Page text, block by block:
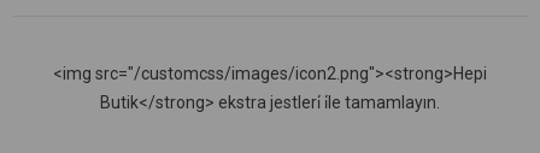
<img src="/customcss/images/icon2.png"><strong>Hepi
Butik</strong> ekstra jestleri̇ i̇le tamamlayın.